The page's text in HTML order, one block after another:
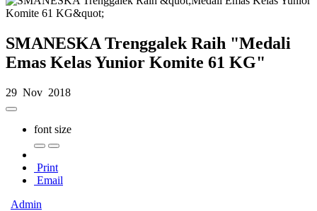
SMANESKA Trenggalek Raih "Medali
Emas Kelas Yunior Komite 61 KG"
29 Nov 2018
font size
Print
Email
Admin